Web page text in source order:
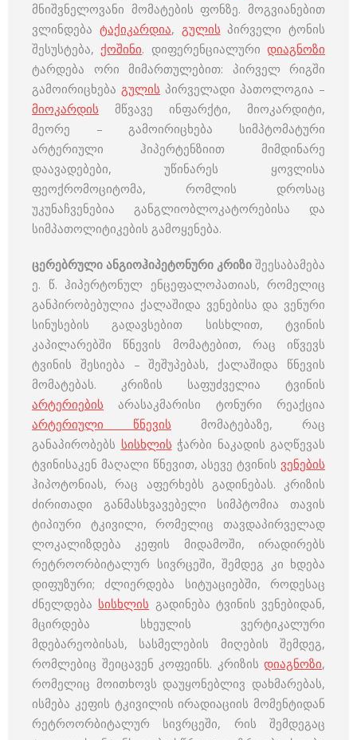
მნიშვნელოვანი მომატების ფონზე. მოგვიანებით
ვლინდება ტაქიკარდია, გულის პირველი ტონის
შესუსტება,ქოშინი. დიფერენციალურიდიაგნოზი
ტარდება ორი მიმართულებით: პირველ რიგში
გამოირიცხება გულის პირველადი პათოლოგია –
მიოკარდის მწვავე ინფარქტი, მიოკარდიტი,
მეორე – გამოირიცხება სიმპტომატური
არტერიული ჰიპერტენზიით მიმდინარე
დაავადებები, უწინარეს ყოვლისა
ფეოქრომოციტომა, რომლის დროსაც
უკუნაჩვენებია განგლიობლოკატორებისა და
სიმპათოლიტიკების გამოყენება.
ცერებრული ანგიოჰიპეტონური კრიზი შეესაბამება
ე. წ. ჰიპერტონულ ენცეფალოპათიას, რომელიც
განპირობებულია ქალაშიდა ვენებისა და ვენური
სინუსების გადავსებით სისხლით, ტვინის
კაპილარებში წნევის მომატებით, რაც იწვევს
ტვინის შესიება – შეშუპებას, ქალაშიდა წნევის
მომატებას. კრიზის საფუძველია ტვინის
არტერიების არასაკმარისი ტონური რეაქცია
არტერიული წნევის მომატებაზე, რაც
განაპირობებს სისხლის ჭარბი ნაკადის გაღწევას
ტვინისაკენ მაღალი წნევით, ასევე ტვინის ვენების
ჰიპოტონიას, რაც აფერხებს გადინებას. კრიზის
ძირითადი განმასხვავებელი სიმპტომია თავის
ტიპიური ტკივილი, რომელიც თავდაპირველად
ლოკალიზდება კეფის მიდამოში, ირადირებს
რეტროორბიტალურ სივრცეში, შემდეგ კი ხდება
დიფუზური; ძლიერდება სიტუაციებში, როდესაც
ძნელდება სისხლის გადინება ტვინის ვენებიდან,
მცირდება სხეულის ვერტიკალური
მდებარეობისას, სასმელების მიღების შემდეგ,
რომლებიც შეიცავენ კოფეინს. კრიზის დიაგნოზი,
რომელიც მოითხოვს დაუყონებლივ დახმარებას,
ისმება კეფის ტკივილის ირადიაციის მომენტიდან
რეტროორბიტალურ სივრცეში, რის შემდეგაც